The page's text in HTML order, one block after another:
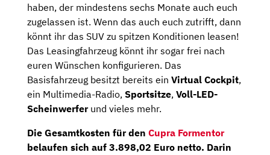
haben, der mindestens sechs Monate auch euch
zugelassen ist. Wenn das auch euch zutrifft, dann
könnt ihr das SUV zu spitzen Konditionen leasen!
Das Leasingfahrzeug könnt ihr sogar frei nach
euren Wünschen konfigurieren. Das
Basisfahrzeug besitzt bereits ein Virtual Cockpit,
ein Multimedia-Radio, Sportsitze, Voll-LED-
Scheinwerferund vieles mehr.
Die Gesamtkosten für den Cupra Formentor
belaufen sich auf 3.898,02 Euro netto. Darin